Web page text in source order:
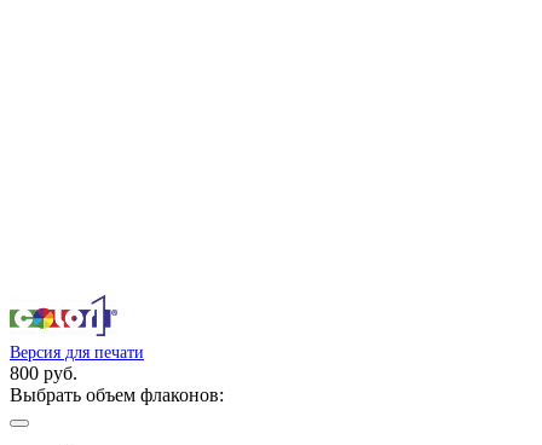
Версия для печати
800 руб.
Выбрать объем флаконов: